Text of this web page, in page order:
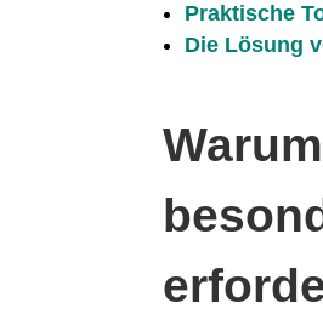
Praktische
Die Lösung